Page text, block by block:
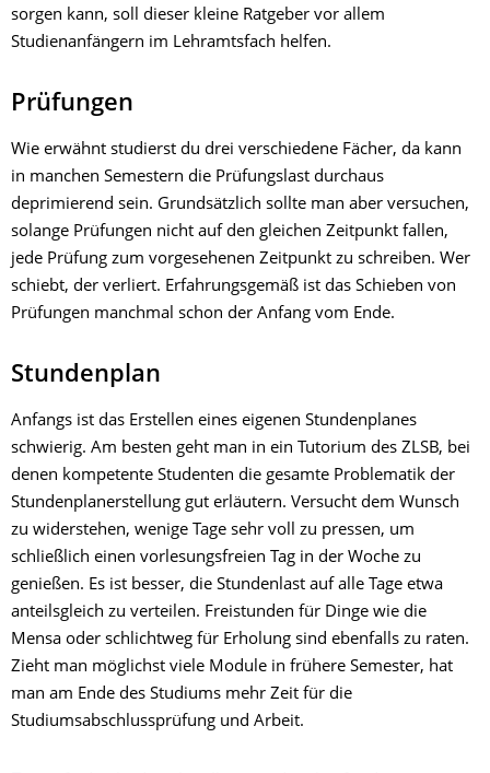
sorgen kann, soll dieser kleine Ratgeber vor allem
Studienanfängern im Lehramtsfach helfen.
Prüfungen
Wie erwähnt studierst du drei verschiedene Fächer, da kann
in manchen Semestern die Prüfungslast durchaus
deprimierend sein. Grundsätzlich sollte man aber versuchen,
solange Prüfungen nicht auf den gleichen Zeitpunkt fallen,
jede Prüfung zum vorgesehenen Zeitpunkt zu schreiben. Wer
schiebt, der verliert. Erfahrungsgemäß ist das Schieben von
Prüfungen manchmal schon der Anfang vom Ende.
Stundenplan
Anfangs ist das Erstellen eines eigenen Stundenplanes
schwierig. Am besten geht man in ein Tutorium des ZLSB, bei
denen kompetente Studenten die gesamte Problematik der
Stundenplanerstellung gut erläutern. Versucht dem Wunsch
zu widerstehen, wenige Tage sehr voll zu pressen, um
schließlich einen vorlesungsfreien Tag in der Woche zu
genießen. Es ist besser, die Stundenlast auf alle Tage etwa
anteilsgleich zu verteilen. Freistunden für Dinge wie die
Mensa oder schlichtweg für Erholung sind ebenfalls zu raten.
Zieht man möglichst viele Module in frühere Semester, hat
man am Ende des Studiums mehr Zeit für die
Studiumsabschlussprüfung und Arbeit.